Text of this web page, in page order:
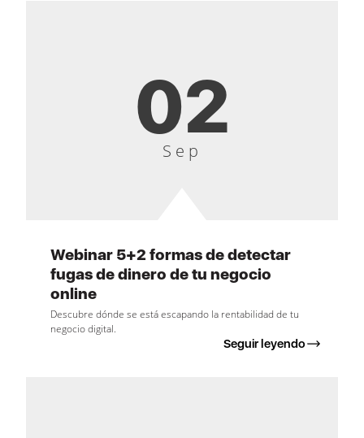
02
Sep
Webinar 5+2 formas de detectar
fugas de dinero de tu negocio
online
Descubre dónde se está escapando la rentabilidad de tu
negocio digital.
Seguir leyendo